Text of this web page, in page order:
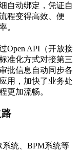
自动绑定，凭证自
程变得高效、便
。
Open API（开放接
准化方式对接第三
批信息自动同步各
用，加快了业务处
更加流畅。
统、BPM系统等